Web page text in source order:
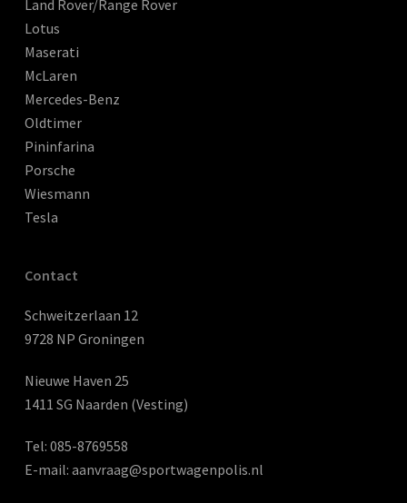
Land Rover/Range Rover
Lotus
Maserati
McLaren
Mercedes-Benz
Oldtimer
Pininfarina
Porsche
Wiesmann
Tesla
Contact
Schweitzerlaan 12
9728 NP Groningen
Nieuwe Haven 25
1411 SG Naarden (Vesting)
Tel: 085-8769558
E-mail: aanvraag@sportwagenpolis.nl